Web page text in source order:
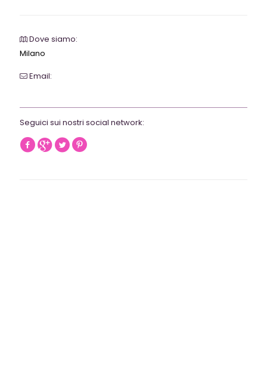
Dove siamo:
Milano
Email:
Seguici sui nostri social network: